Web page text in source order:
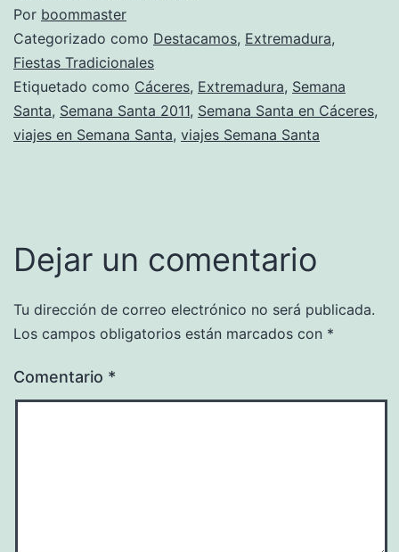
Por boommaster
Categorizado como Destacamos, Extremadura,
Fiestas Tradicionales
Etiquetado como Cáceres, Extremadura, Semana
Santa, Semana Santa 2011, Semana Santa en Cáceres,
viajes en Semana Santa, viajes Semana Santa
Dejar un comentario
Tu dirección de correo electrónico no será publicada.
Los campos obligatorios están marcados con *
Comentario *